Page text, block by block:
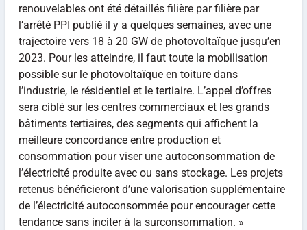
renouvelables ont été détaillés filière par filière par
l’arrêté PPI publié il y a quelques semaines, avec une
trajectoire vers 18 à 20 GW de photovoltaïque jusqu’en
2023. Pour les atteindre, il faut toute la mobilisation
possible sur le photovoltaïque en toiture dans
l’industrie, le résidentiel et le tertiaire. L’appel d’offres
sera ciblé sur les centres commerciaux et les grands
bâtiments tertiaires, des segments qui affichent la
meilleure concordance entre production et
consommation pour viser une autoconsommation de
l’électricité produite avec ou sans stockage. Les projets
retenus bénéficieront d’une valorisation supplémentaire
de l’électricité autoconsommée pour encourager cette
tendance sans inciter à la surconsommation. »